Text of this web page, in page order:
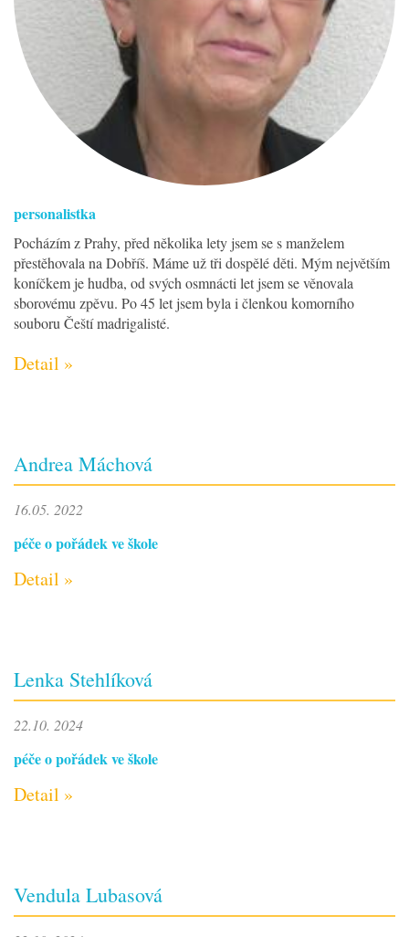
personalistka
Pocházím z Prahy, před několika lety jsem se s manželem
přestěhovala na Dobříš. Máme už tři dospělé děti. Mým největším
koníčkem je hudba, od svých osmnácti let jsem se věnovala
sborovému zpěvu. Po 45 let jsem byla i členkou komorního
souboru Čeští madrigalisté.
Detail »
Andrea Máchová
16.05. 2022
péče o pořádek ve škole
Detail »
Lenka Stehlíková
22.10. 2024
péče o pořádek ve škole
Detail »
Vendula Lubasová